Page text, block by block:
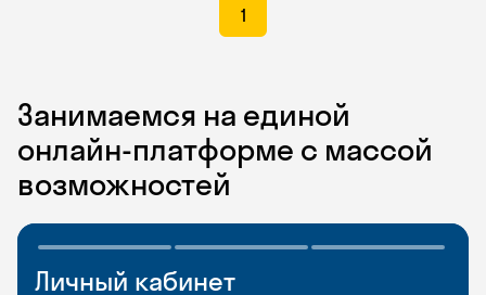
1
Занимаемся на единой
онлайн-платформе с массой
возможностей
Личный кабинет
Мобильное
Разговорные клубы